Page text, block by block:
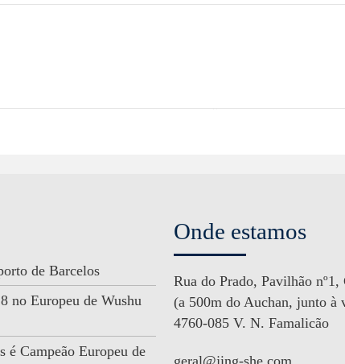
de Barcelos
no Europeu de Wushu
Campeão Europeu de
Onde estamos
Rua do Prado, Pavilhão nº1,
(a 500m do Auchan, junto à
4760-085 V. N. Famalicão